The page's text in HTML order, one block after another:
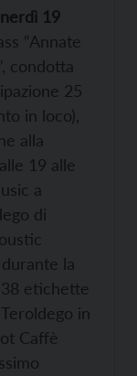
19
“Annate
condotta
25
in loco),
alla
19 alle
a
di
la
etichette
in
Caffè